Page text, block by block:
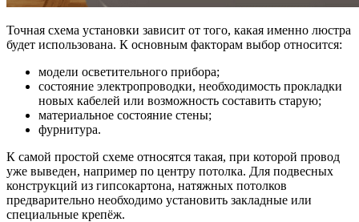
Точная схема установки зависит от того, какая именно люстра
будет использована. К основным факторам выбор относится:
модели осветительного прибора;
состояние электропроводки, необходимость прокладки
новых кабелей или возможность составить старую;
материальное состояние стены;
фурнитура.
К самой простой схеме относятся такая, при которой провод
уже выведен, например по центру потолка. Для подвесных
конструкций из гипсокартона, натяжных потолков
предварительно необходимо установить закладные или
специальные крепёж.